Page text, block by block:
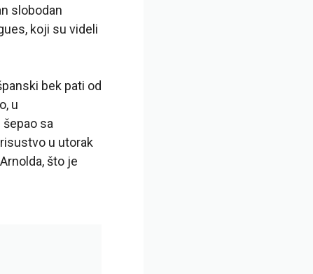
slobodan
koji su videli
bek pati od
u
sa
u utorak
što je